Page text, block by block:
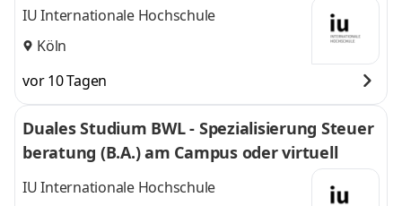
IU Internationale Hochschule
Köln
vor 10 Tagen
Duales Studium BWL - Spezialisierung Steuer
beratung (B.A.) am Campus oder virtuell
IU Internationale Hochschule